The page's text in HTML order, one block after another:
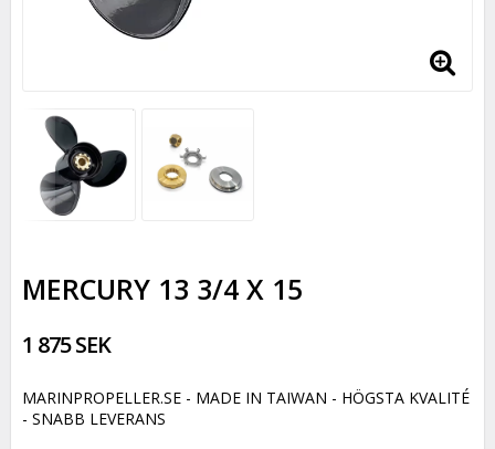
MERCURY 13 3/4 X 15
1 875 SEK
MARINPROPELLER.SE - MADE IN TAIWAN - HÖGSTA KVALITÉ
- SNABB LEVERANS